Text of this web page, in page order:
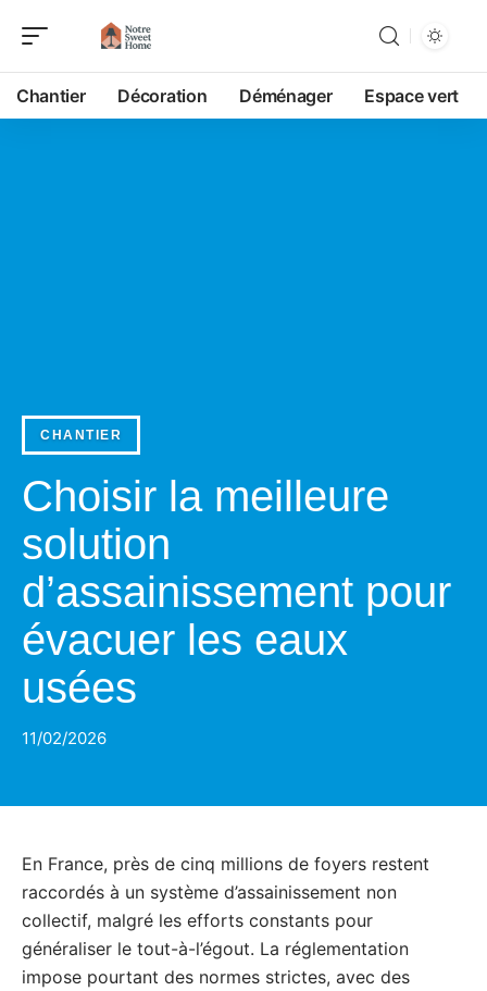
Chantier Décoration Déménager Espace vert
CHANTIER
Choisir la meilleure
solution
d’assainissement pour
évacuer les eaux
usées
11/02/2026
En France, près de cinq millions de foyers restent
raccordés à un système d’assainissement non
collectif, malgré les efforts constants pour
généraliser le tout-à-l’égout. La réglementation
impose pourtant des normes strictes, avec des